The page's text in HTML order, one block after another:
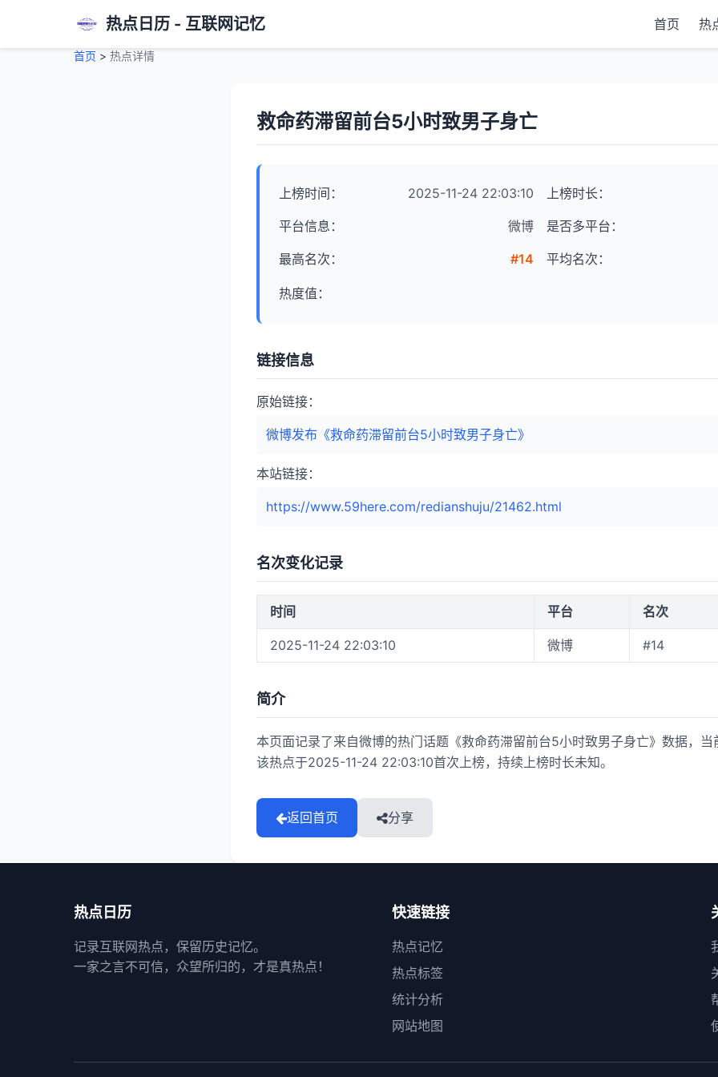
热点日历 - 互联网记忆 首页 热
首页 > 热点详情
救命药滞留前台5小时致男子身亡
上榜时间： 2025-11-24 22:03:10 上榜时长：
平台信息： 微博 是否多平台：
最高名次： #14 平均名次：
热度值：
链接信息
原始链接：
微博发布《救命药滞留前台5小时致男子身亡》
本站链接：
https://www.59here.com/redianshuju/21462.html
名次变化记录
时间 平台 名次
2025-11-24 22:03:10 微博 #14
简介
本页面记录了来自微博的热门话题《救命药滞留前台5小时致男子身亡》数据，
该热点于2025-11-24 22:03:10首次上榜，持续上榜时长未知。
返回首页 分享
热点日历
记录互联网热点，保留历史记忆。
一家之言不可信，众望所归的，才是真热点！
快速链接
热点记忆
热点标签
统计分析
网站地图